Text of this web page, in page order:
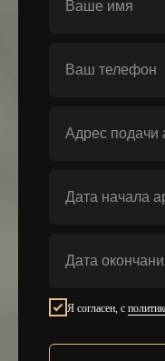
Я согласен, с
Аренда автомобилей